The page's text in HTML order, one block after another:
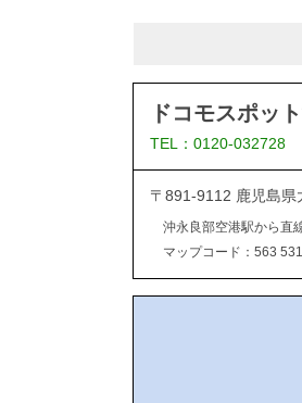
ドコモスポッ
TEL：0120-032728
〒891-9112 鹿児島県
沖永良部空港駅から直
マップコード：563